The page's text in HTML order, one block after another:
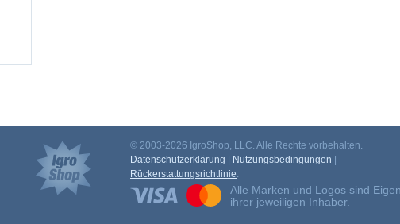
© 2003-2026 IgroShop, LLC. Alle Rechte vorbehalten.
Datenschutzerklärung
Nutzungsbedingungen
Rückerstattungsrichtlinie.
Alle Marken und Logos sind
ihrer jeweiligen Inhaber.